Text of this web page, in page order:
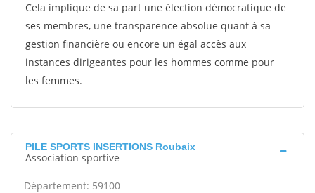
Cela implique de sa part une élection démocratique de
ses membres, une transparence absolue quant à sa
gestion financière ou encore un égal accès aux
instances dirigeantes pour les hommes comme pour
les femmes.
PILE SPORTS INSERTIONS Roubaix
Association sportive
Département: 59100